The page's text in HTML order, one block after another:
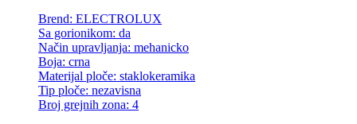
Brend: ELECTROLUX
Sa gorionikom: da
Način upravljanja: mehanicko
Boja: crna
Materijal ploče: staklokeramika
Tip ploče: nezavisna
Broj grejnih zona: 4